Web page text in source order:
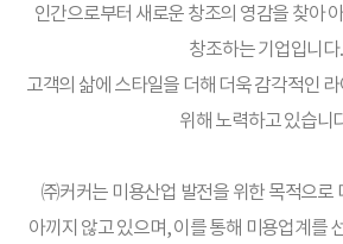
인간으로부터 새로운 창조의 영감을 찾아
창조하는 기업입니다.
고객의 삶에 스타일을 더해 더욱 감각적인
위해 노력하고 있습니
㈜커커는 미용산업 발전을 위한 목적으로
아끼지 않고 있으며, 이를 통해 미용업계를